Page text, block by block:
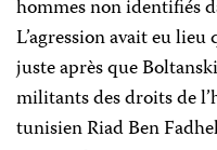
hommes non identifiés
L’agression avait eu
juste après que
militants des droits de
tunisien Riad Ben